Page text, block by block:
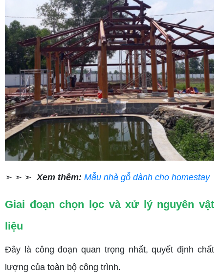
➣ ➣ ➣ Xem thêm: Mẫu nhà gỗ dành cho homestay
Giai đoạn chọn lọc và xử lý nguyên vật
liệu
Đây là công đoạn quan trọng nhất, quyết định chất
lượng của toàn bộ công trình.